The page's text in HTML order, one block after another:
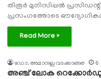
തിരൂര്‍ മുനിസിപ്പല്‍
പ്രസംഗത്തോടെ
Read More »
ഡോ. അമാനുല്ല വടക്കാങ്ങര 6
അഞ്ച് ലോക